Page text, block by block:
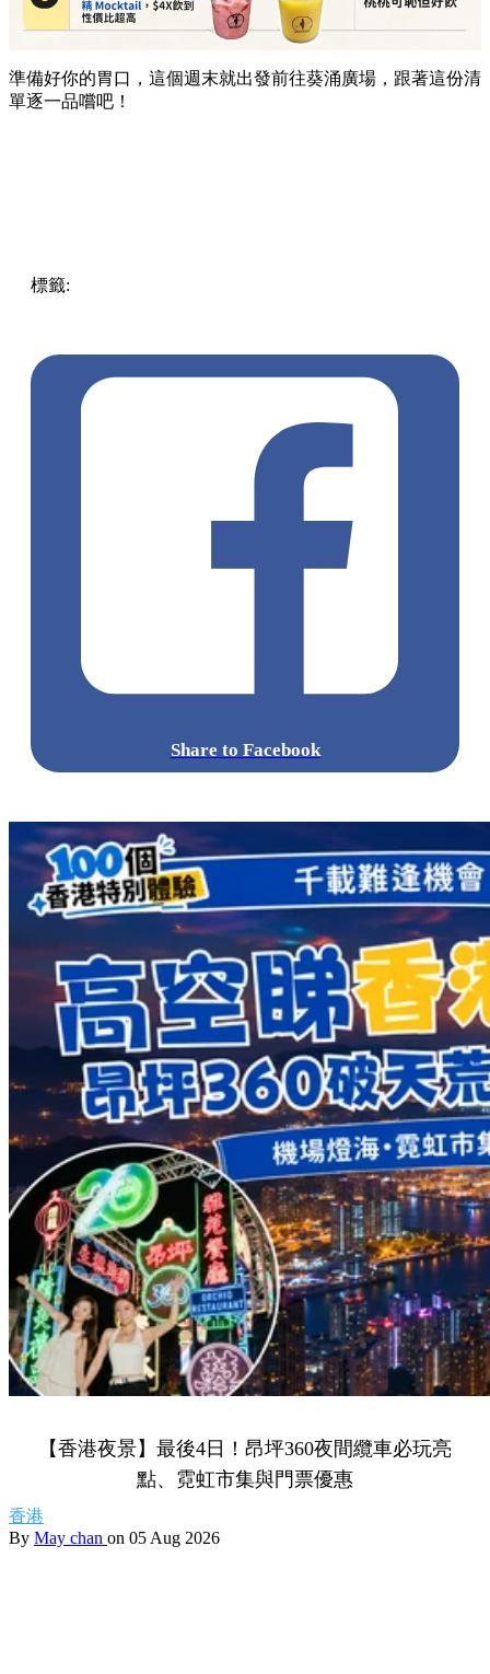
準備好你的胃口，這個週末就出發前往葵涌廣場，跟著這份清
單逐一品嚐吧！
標籤:
Share to Facebook
【香港夜景】最後4日！昂坪360夜間纜車必玩亮
點、霓虹市集與門票優惠
香港
By May chan on 05 Aug 2026